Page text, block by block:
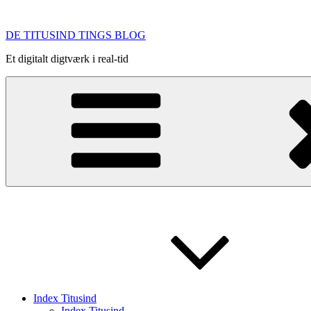
indhold
DE TITUSIND TINGS BLOG
Et digitalt digtværk i real-tid
Index Titusind